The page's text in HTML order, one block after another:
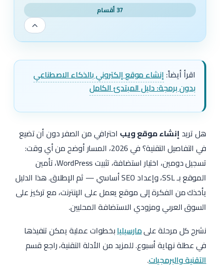
37 أقسام
اقرأ أيضاً: إنشاء موقع إلكتروني بالذكاء الاصطناعي
بدون برمجة: دليل المبتدئ الكامل
هل تريد إنشاء موقع ويب احترافي من الصفر دون أن تضيع
في التفاصيل التقنية؟ في 2026، المسار أوضح من أي وقت:
تسجيل دومين، اختيار استضافة، تثبيت WordPress، تأمين
الموقع بـ SSL، وإعداد SEO أساسي — ثم الإطلاق. هذا الدليل
يأخذك من الفكرة إلى موقع يعمل على الإنترنت، مع تركيز على
السوق العربي ومزودي الاستضافة المحليين.
نشرح كل مرحلة علىمارسيليابخطوات عملية يمكن تنفيذها
في عطلة نهاية أسبوع. للمزيد من الأدلة التقنية، راجع قسم
التقنية والبرمجيات.